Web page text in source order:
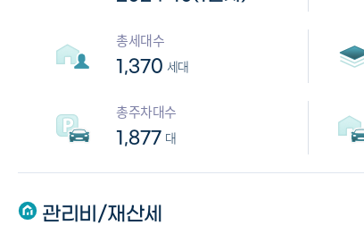
총세대수
1,370 세대
총주차대수
1,877 대
관리비/재산세